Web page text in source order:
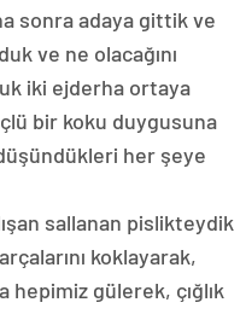
sonra adaya gittik ve
ve ne olacağını
iki ejderha ortaya
bir koku duygusuna
her şeye
sallanan pislikteydik
koklayarak,
hepimiz gülerek, çığlık